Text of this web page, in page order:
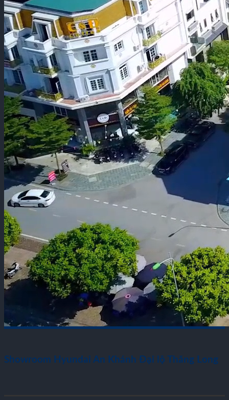
Showroom Hyundai An Khánh Đại lộ Thăng Long